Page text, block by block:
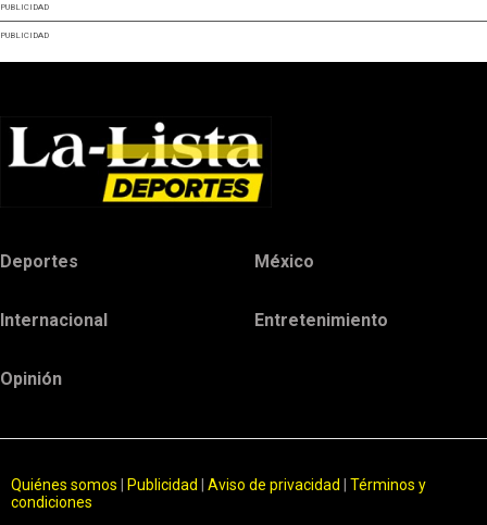
PUBLICIDAD
PUBLICIDAD
Deportes México
Internacional Entretenimiento
Opinión
Quiénes somos Publicidad Aviso de privacidad
Términos y
condiciones